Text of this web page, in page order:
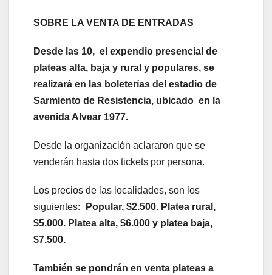
SOBRE LA VENTA DE ENTRADAS
Desde las 10, el expendio presencial de
plateas alta, baja y rural y populares, se
realizará en las boleterías del estadio de
Sarmiento de Resistencia, ubicado en la
avenida Alvear 1977.
Desde la organización aclararon que se
venderán hasta dos tickets por persona.
Los precios de las localidades, son los
siguientes: Popular, $2.500. Platea rural,
$5.000. Platea alta, $6.000 y platea baja,
$7.500.
También se pondrán en venta plateas a